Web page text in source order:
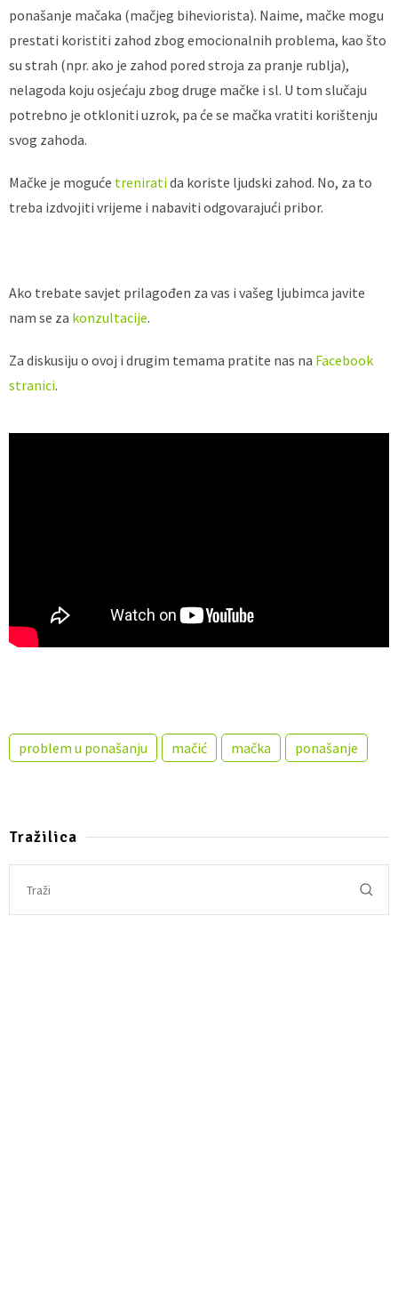
ponašanje mačaka (mačjeg biheviorista). Naime, mačke mogu
prestati koristiti zahod zbog emocionalnih problema, kao što
su strah (npr. ako je zahod pored stroja za pranje rublja),
nelagoda koju osjećaju zbog druge mačke i sl. U tom slučaju
potrebno je otkloniti uzrok, pa će se mačka vratiti korištenju
svog zahoda.
Mačke je moguće treniratida koriste ljudski zahod. No, za to
treba izdvojiti vrijeme i nabaviti odgovarajući pribor.
Ako trebate savjet prilagođen za vas i vašeg ljubimca javite
nam se za konzultacije.
Za diskusiju o ovoj i drugim temama pratite nas na Facebook
stranici.
problem u ponašanju mačić mačka ponašanje
Tražilica